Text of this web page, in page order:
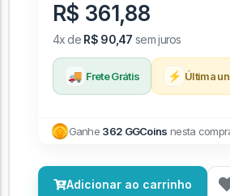
R$ 361,88
4x de R$ 90,47 sem juros
🚚 Frete Grátis ⚡ Última
Ganhe 362 GGCoins nesta
Adicionar ao carrinho